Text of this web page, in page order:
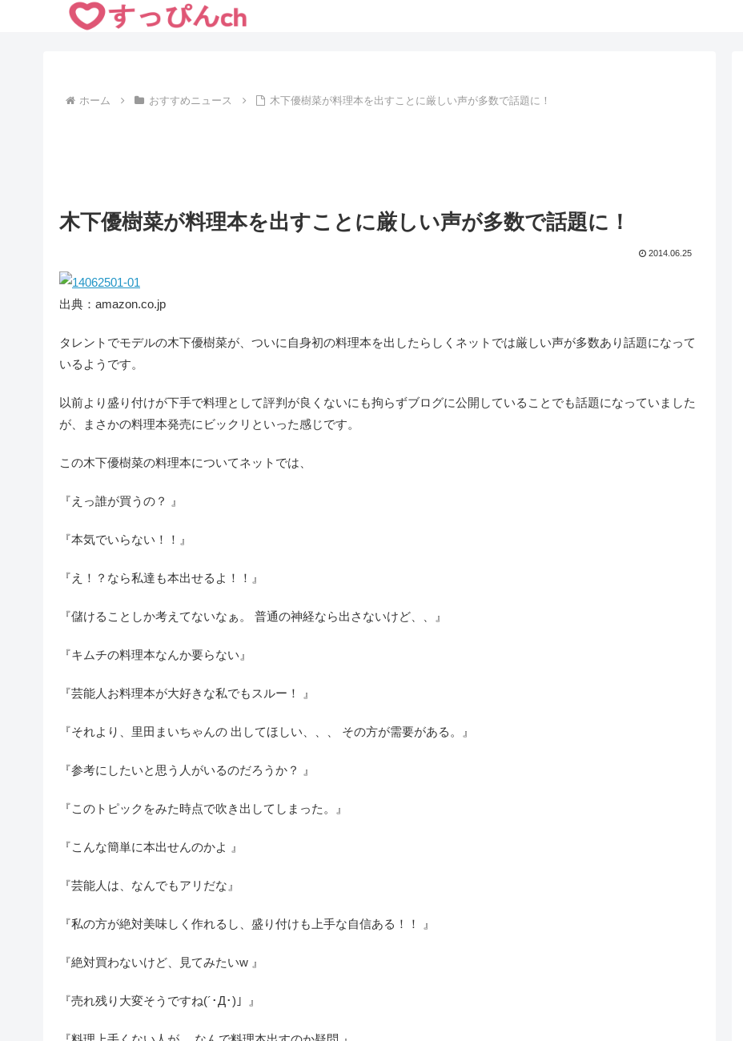
ホーム おすすめニュース 木下優樹菜が料理本を出すことに厳しい声が多数で話題に！
木下優樹菜が料理本を出すことに厳しい声が多数で話題に！
2014.06.25
出典：amazon.co.jp
タレントでモデルの木下優樹菜が、ついに自身初の料理本を出したらしくネットでは厳しい声が多数あり話題になって
いるようです。
以前より盛り付けが下手で料理として評判が良くないにも拘らずブログに公開していることでも話題になっていました
が、まさかの料理本発売にビックリといった感じです。
この木下優樹菜の料理本についてネットでは、
『えっ誰が買うの？ 』
『本気でいらない！！』
『え！？なら私達も本出せるよ！！』
『儲けることしか考えてないなぁ。 普通の神経なら出さないけど、、』
『キムチの料理本なんか要らない』
『芸能人お料理本が大好きな私でもスルー！ 』
『それより、里田まいちゃんの 出してほしい、、、 その方が需要がある。』
『参考にしたいと思う人がいるのだろうか？ 』
『このトピックをみた時点で吹き出してしまった。』
『こんな簡単に本出せんのかよ 』
『芸能人は、なんでもアリだな』
『私の方が絶対美味しく作れるし、盛り付けも上手な自信ある！！ 』
『絶対買わないけど、見てみたいw 』
『売れ残り大変そうですね(´･Д･)」』